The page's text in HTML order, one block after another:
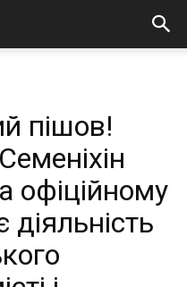
пішов!
офіційному
дiяльнicть